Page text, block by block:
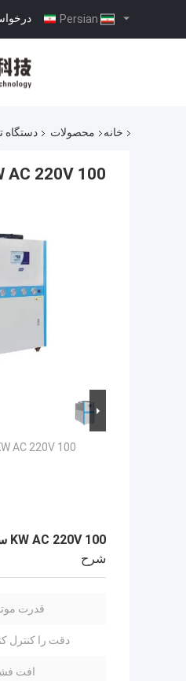
خانه محصولات دستگاه
100 KW AC 220V سیستم تهویه مطبوع آب سرد
100 KW AC 220V سیستم تهویه مطبوع آب سرد
شرح
قدرت
دقت را کنترل
افت